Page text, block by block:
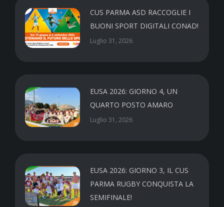
CUS PARMA ASD RACCOGLIE I
BUONI SPORT DIGITALI CONAD!
Luglio 31, 2026
EUSA 2026: GIORNO 4, UN
QUARTO POSTO AMARO
Luglio 31, 2026
EUSA 2026: GIORNO 3, IL CUS
PARMA RUGBY CONQUISTA LA
SEMIFINALE!